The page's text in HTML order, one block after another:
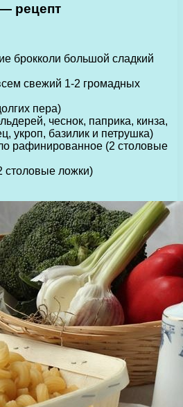
рецепт
брокколи большой сладкий
свежий 1-2 громадных
пера)
чеснок, паприка, кинза,
укроп, базилик и петрушка)
рафинированное (2 столовые
столовые ложки)